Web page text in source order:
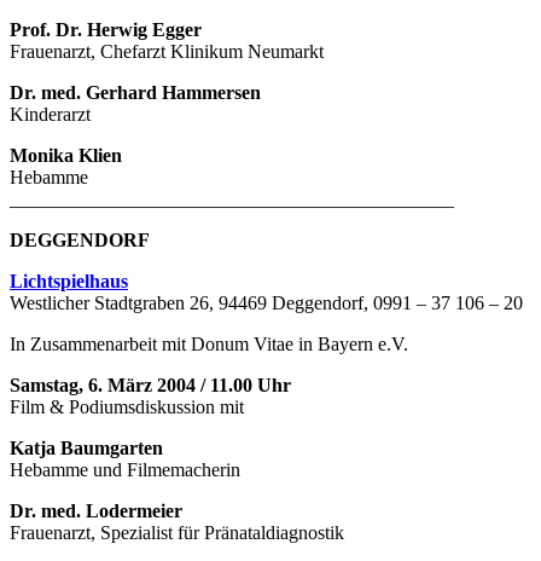
Prof. Dr. Herwig Egger
Frauenarzt, Chefarzt Klinikum Neumarkt
Dr. med. Gerhard Hammersen
Kinderarzt
Monika Klien
Hebamme
DEGGENDORF
Lichtspielhaus
Westlicher Stadtgraben 26, 94469 Deggendorf, 0991 – 37 106 – 20
In Zusammenarbeit mit Donum Vitae in Bayern e.V.
Samstag, 6. März 2004 / 11.00 Uhr
Film & Podiumsdiskussion mit
Katja Baumgarten
Hebamme und Filmemacherin
Dr. med. Lodermeier
Frauenarzt, Spezialist für Pränataldiagnostik